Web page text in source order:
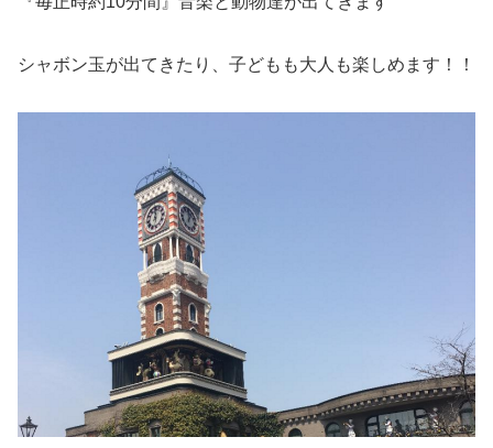
シャボン玉が出てきたり、子どもも大人も楽しめます！！